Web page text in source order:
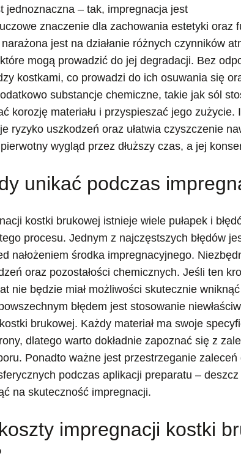
jednoznaczna – tak, impregnacja jest
znaczenie dla zachowania estetyki oraz
jest na działanie różnych czynników
mogą prowadzić do jej degradacji. Bez
kostkami, co prowadzi do ich osuwania się
substancje chemiczne, takie jak sól
korozję materiału i przyspieszać jego
ryzyko uszkodzeń oraz ułatwia czyszczenie
wygląd przez dłuższy czas, a jej
unikać podczas
kostki brukowej istnieje wiele pułapek i
procesu. Jednym z najczęstszych błędów
nałożeniem środka impregnacyjnego.
oraz pozostałości chemicznych. Jeśli ten
nie będzie miał możliwości skutecznie
błędem jest stosowanie
brukowej. Każdy materiał ma swoje
dlatego warto dokładnie zapoznać się z
Ponadto ważne jest przestrzeganie
podczas aplikacji preparatu –
na skuteczność impregnacji.
impregnacji kostki